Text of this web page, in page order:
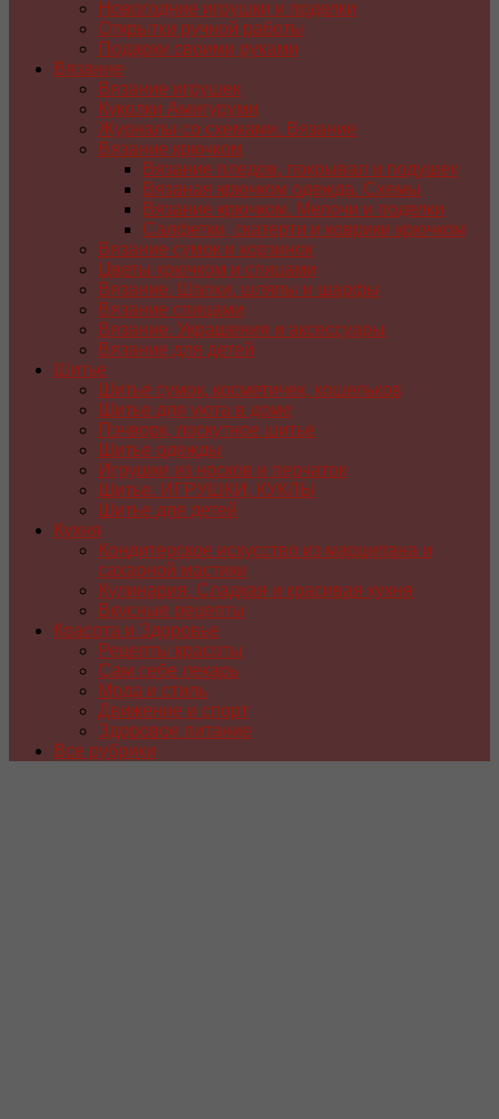
Новогодние игрушки и поделки
Открытки ручной работы
Подарки своими руками
Вязание
Вязание игрушек
Куколки Амигуруми
Журналы со схемами. Вязание
Вязание крючком
Вязание пледов, покрывал и подушек
Вязаная крючком одежда. Схемы
Вязание крючком. Мелочи и поделки
Салфетки, скатерти и коврики крючком
Вязание сумок и корзинок
Цветы крючком и спицами
Вязание. Шапки, шляпы и шарфы
Вязание спицами
Вязание. Украшения и аксессуары
Вязание для детей
Шитье
Шитье сумок, косметичек, кошельков
Шитье для уюта в доме
Пэчворк, лоскутное шитье
Шитье одежды
Игрушки из носков и перчаток
Шитье. ИГРУШКИ, КУКЛЫ
Шитье для детей
Кухня
Кондитерское искусство из марципана и
сахарной мастики
Кулинария. Сладкая и красивая кухня
Вкусные рецепты
Красота и Здоровье
Рецепты красоты
Сам себе лекарь
Мода и стиль
Движение и спорт
Здоровое питание
Все рубрики